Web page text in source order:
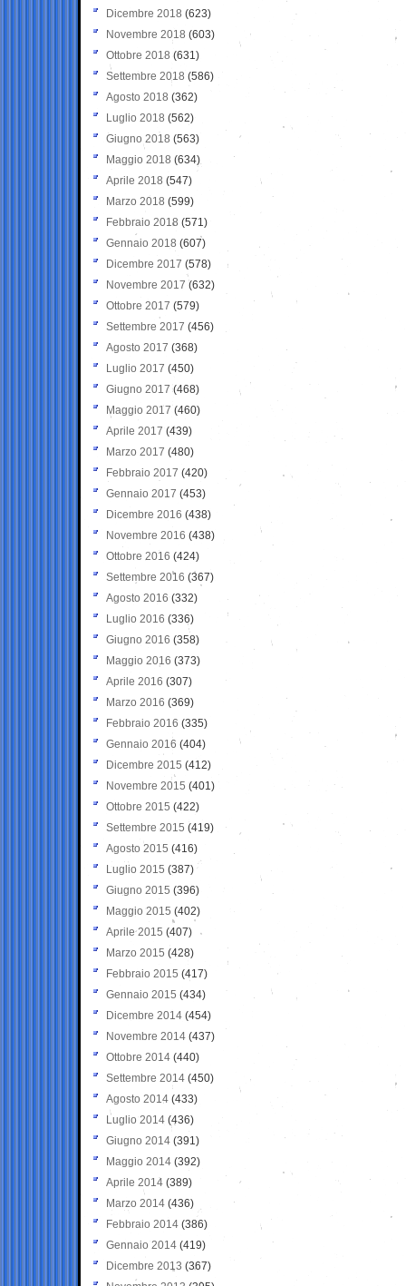
Dicembre 2018 (623)
Novembre 2018 (603)
Ottobre 2018 (631)
Settembre 2018 (586)
Agosto 2018 (362)
Luglio 2018 (562)
Giugno 2018 (563)
Maggio 2018 (634)
Aprile 2018 (547)
Marzo 2018 (599)
Febbraio 2018 (571)
Gennaio 2018 (607)
Dicembre 2017 (578)
Novembre 2017 (632)
Ottobre 2017 (579)
Settembre 2017 (456)
Agosto 2017 (368)
Luglio 2017 (450)
Giugno 2017 (468)
Maggio 2017 (460)
Aprile 2017 (439)
Marzo 2017 (480)
Febbraio 2017 (420)
Gennaio 2017 (453)
Dicembre 2016 (438)
Novembre 2016 (438)
Ottobre 2016 (424)
Settembre 2016 (367)
Agosto 2016 (332)
Luglio 2016 (336)
Giugno 2016 (358)
Maggio 2016 (373)
Aprile 2016 (307)
Marzo 2016 (369)
Febbraio 2016 (335)
Gennaio 2016 (404)
Dicembre 2015 (412)
Novembre 2015 (401)
Ottobre 2015 (422)
Settembre 2015 (419)
Agosto 2015 (416)
Luglio 2015 (387)
Giugno 2015 (396)
Maggio 2015 (402)
Aprile 2015 (407)
Marzo 2015 (428)
Febbraio 2015 (417)
Gennaio 2015 (434)
Dicembre 2014 (454)
Novembre 2014 (437)
Ottobre 2014 (440)
Settembre 2014 (450)
Agosto 2014 (433)
Luglio 2014 (436)
Giugno 2014 (391)
Maggio 2014 (392)
Aprile 2014 (389)
Marzo 2014 (436)
Febbraio 2014 (386)
Gennaio 2014 (419)
Dicembre 2013 (367)